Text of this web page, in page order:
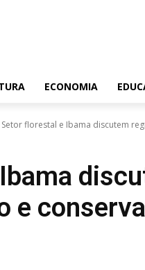
ECONOMIA
Setor florestal e Ibama discutem
e